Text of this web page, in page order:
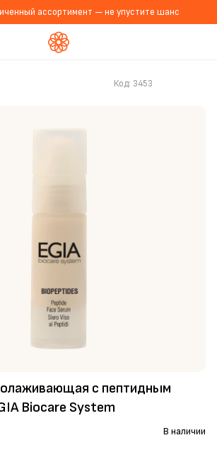
ассортимент — не упустите шанс
с пептидным
Biocare System
Код: 3453
В наличии